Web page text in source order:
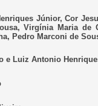
Júnior, Cor
Virgínia Maria
Pedro Marconi de
e Luiz Antonio